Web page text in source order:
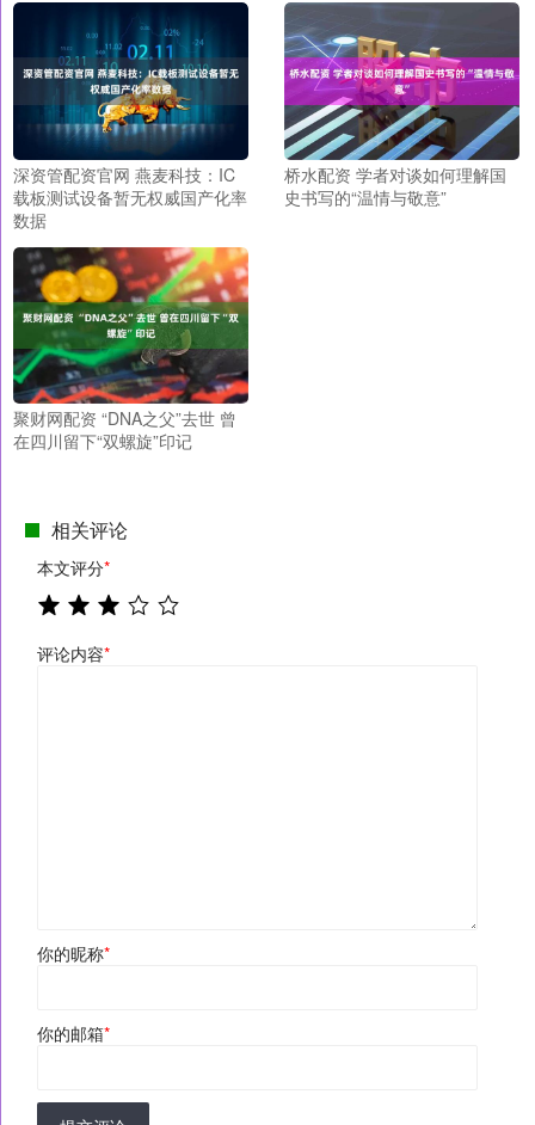
深资管配资官网 燕麦科技：IC
载板测试设备暂无权威国产化率
数据
桥水配资 学者对谈如何理解国
史书写的“温情与敬意”
聚财网配资 “DNA之父”去世 曾
在四川留下“双螺旋”印记
相关评论
本文评分*
评论内容*
你的昵称*
你的邮箱*